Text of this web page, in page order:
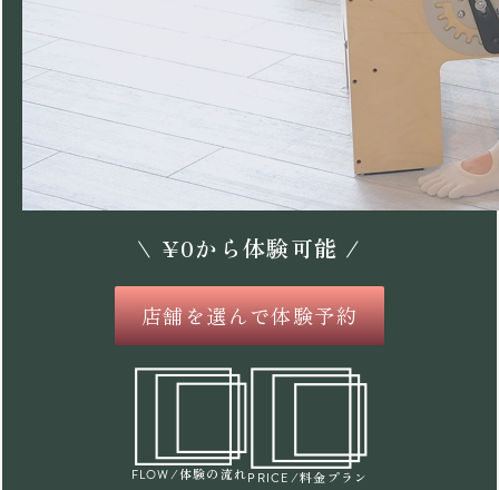
\ ¥0から体験可能 /
店舗を選んで体験予約
FLOW /体験の流れPRICE /料金プラン